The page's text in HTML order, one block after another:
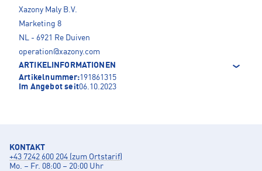
Xazony Maly B.V.
Marketing 8
NL - 6921 Re Duiven
operation@xazony.com
ARTIKELINFORMATIONEN
Artikelnummer:191861315
Im Angebot seit06.10.2023
KONTAKT
+43 7242 600 204 (zum Ortstarif)
Mo. – Fr. 08:00 – 20:00 Uhr